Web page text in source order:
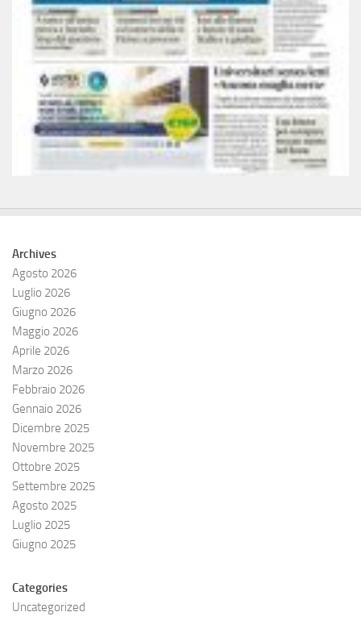
Archives
Agosto 2026
Luglio 2026
Giugno 2026
Maggio 2026
Aprile 2026
Marzo 2026
Febbraio 2026
Gennaio 2026
Dicembre 2025
Novembre 2025
Ottobre 2025
Settembre 2025
Agosto 2025
Luglio 2025
Giugno 2025
Categories
Uncategorized